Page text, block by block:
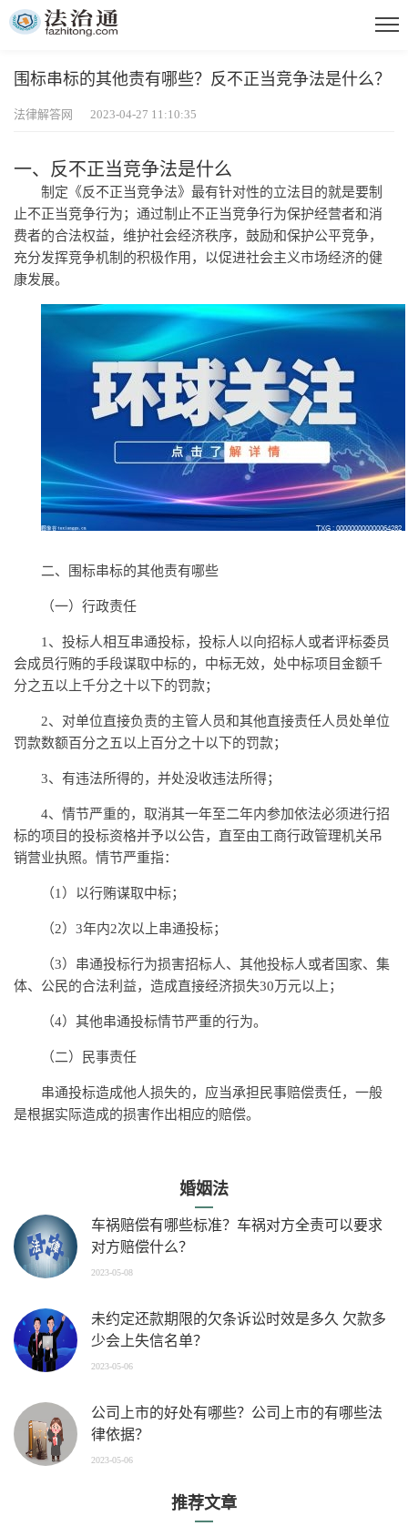
围标串标的其他责有哪些？反不正当竞争法是什么？
法律解答网 2023-04-27 11:10:35
一、反不正当竞争法是什么
制定《反不正当竞争法》最有针对性的立法目的就是要制
止不正当竞争行为；通过制止不正当竞争行为保护经营者和消
费者的合法权益，维护社会经济秩序，鼓励和保护公平竞争，
充分发挥竞争机制的积极作用，以促进社会主义市场经济的健
康发展。
二、围标串标的其他责有哪些
（一）行政责任
1、投标人相互串通投标，投标人以向招标人或者评标委员
会成员行贿的手段谋取中标的，中标无效，处中标项目金额千
分之五以上千分之十以下的罚款；
2、对单位直接负责的主管人员和其他直接责任人员处单位
罚款数额百分之五以上百分之十以下的罚款；
3、有违法所得的，并处没收违法所得；
4、情节严重的，取消其一年至二年内参加依法必须进行招
标的项目的投标资格并予以公告，直至由工商行政管理机关吊
销营业执照。情节严重指：
（1）以行贿谋取中标；
（2）3年内2次以上串通投标；
（3）串通投标行为损害招标人、其他投标人或者国家、集
体、公民的合法利益，造成直接经济损失30万元以上；
（4）其他串通投标情节严重的行为。
（二）民事责任
串通投标造成他人损失的，应当承担民事赔偿责任，一般
是根据实际造成的损害作出相应的赔偿。
婚姻法
车祸赔偿有哪些标准？车祸对方全责可以要求
对方赔偿什么？
2023-05-08
未约定还款期限的欠条诉讼时效是多久 欠款多
少会上失信名单？
2023-05-06
公司上市的好处有哪些？公司上市的有哪些法
律依据？
2023-05-06
推荐文章